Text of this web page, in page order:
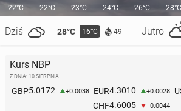
22°C
Dziś 28°C 16°C 49 Jutro
22°C 23°C 24°C 26°C 28°C
Kurs NBP
Z DNIA: 10 SIERPNIA
GBP5.0172 +0.0038 EUR4.3010 +0.0028
CHF4.6005 -0.0044